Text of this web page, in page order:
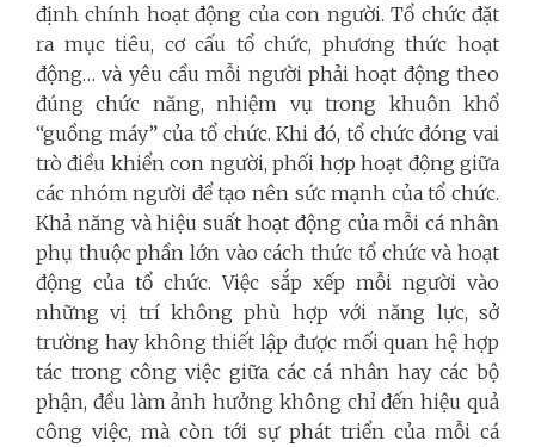
định chính hoạt động của con người. Tổ chức đặt
ra mục tiêu, cơ cấu tổ chức, phương thức hoạt
động… và yêu cầu mỗi người phải hoạt động theo
đúng chức năng, nhiệm vụ trong khuôn khổ
“guồng máy” của tổ chức. Khi đó, tổ chức đóng vai
trò điều khiển con người, phối hợp hoạt động giữa
các nhóm người để tạo nên sức mạnh của tổ chức.
Khả năng và hiệu suất hoạt động của mỗi cá nhân
phụ thuộc phần lớn vào cách thức tổ chức và hoạt
động của tổ chức. Việc sắp xếp mỗi người vào
những vị trí không phù hợp với năng lực, sở
trường hay không thiết lập được mối quan hệ hợp
tác trong công việc giữa các cá nhân hay các bộ
phận, đều làm ảnh hưởng không chỉ đến hiệu quả
công việc, mà còn tới sự phát triển của mỗi cá